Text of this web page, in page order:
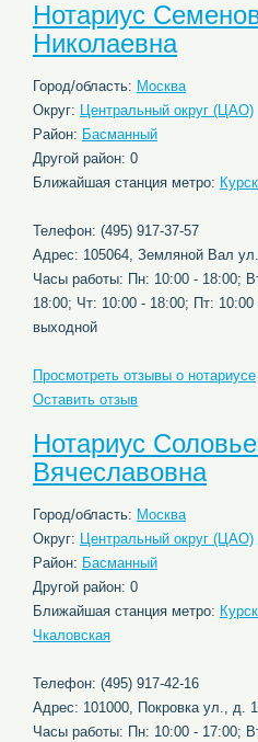
Нотариус
Николаевна
Город/область: Москва
Округ: Центральный округ (ЦАО)
Район: Басманный
Другой район: 0
Ближайшая станция метро:
Телефон: (495) 917-37-57
Адрес: 105064, Земляной Вал
Часы работы: Пн: 10:00 - 18:00;
18:00; Чт: 10:00 - 18:00; Пт:
выходной
Просмотреть отзывы о нотариусе
Оставить отзыв
Нотариус
Вячеславовна
Город/область: Москва
Округ: Центральный округ (ЦАО)
Район: Басманный
Другой район: 0
Ближайшая станция метро:
Чкаловская
Телефон: (495) 917-42-16
Адрес: 101000, Покровка ул., д.
Часы работы: Пн: 10:00 - 17:00;